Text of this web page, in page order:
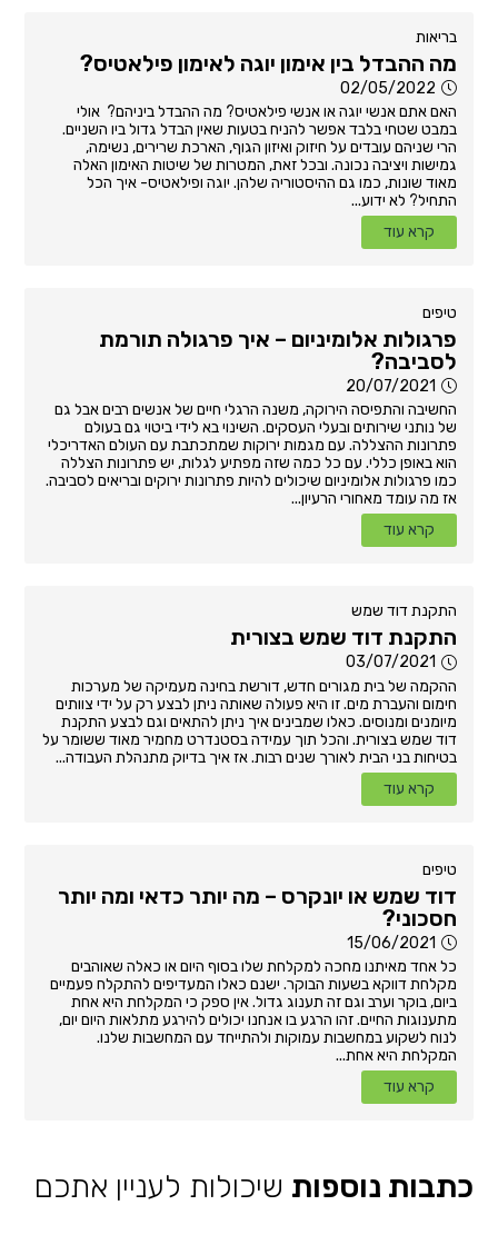
בריאות
מה ההבדל בין אימון יוגה לאימון פילאטיס?
02/05/2022
האם אתם אנשי יוגה או אנשי פילאטיס? מה ההבדל ביניהם? אולי
במבט שטחי בלבד אפשר להניח בטעות שאין הבדל גדול ביו השניים.
הרי שניהם עובדים על חיזוק ואיזון הגוף, הארכת שרירים, נשימה,
גמישות ויציבה נכונה. ובכל זאת, המטרות של שיטות האימון האלה
מאוד שונות, כמו גם ההיסטוריה שלהן. יוגה ופילאטיס- איך הכל
התחיל? לא ידוע...
קרא עוד
טיפים
פרגולות אלומיניום – איך פרגולה תורמת
לסביבה?
20/07/2021
החשיבה והתפיסה הירוקה, משנה הרגלי חיים של אנשים רבים אבל גם
של נותני שירותים ובעלי העסקים. השינוי בא לידי ביטוי גם בעולם
פתרונות ההצללה. עם מגמות ירוקות שמתכתבת עם העולם האדריכלי
הוא באופן כללי. עם כל כמה שזה מפתיע לגלות, יש פתרונות הצללה
כמו פרגולות אלומיניום שיכולים להיות פתרונות ירוקים ובריאים לסביבה.
אז מה עומד מאחורי הרעיון...
קרא עוד
התקנת דוד שמש
התקנת דוד שמש בצורית
03/07/2021
ההקמה של בית מגורים חדש, דורשת בחינה מעמיקה של מערכות
חימום והעברת מים. זו היא פעולה שאותה ניתן לבצע רק על ידי צוותים
מיומנים ומנוסים. כאלו שמבינים איך ניתן להתאים וגם לבצע התקנת
דוד שמש בצורית. והכל תוך עמידה בסטנדרט מחמיר מאוד ששומר על
בטיחות בני הבית לאורך שנים רבות. אז איך בדיוק מתנהלת העבודה...
קרא עוד
טיפים
דוד שמש או יונקרס – מה יותר כדאי ומה יותר
חסכוני?
15/06/2021
כל אחד מאיתנו מחכה למקלחת שלו בסוף היום או כאלה שאוהבים
מקלחת דווקא בשעות הבוקר. ישנם כאלו המעדיפים להתקלח פעמיים
ביום, בוקר וערב וגם זה תענוג גדול. אין ספק כי המקלחת היא אחת
מתענוגות החיים. זהו הרגע בו אנחנו יכולים להירגע מתלאות היום יום,
לנוח לשקוע במחשבות עמוקות ולהתייחד עם המחשבות שלנו.
המקלחת היא אחת...
קרא עוד
כתבות נוספות שיכולות לעניין אתכם